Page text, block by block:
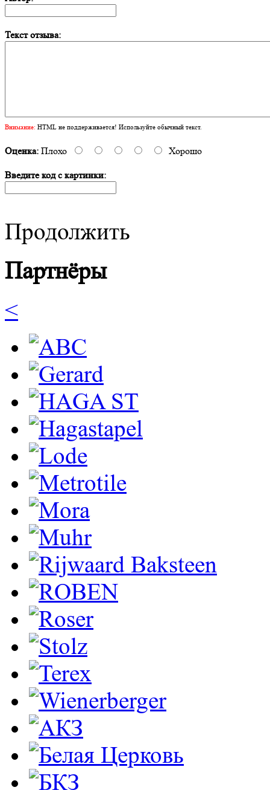
Текст отзыва:
Внимание: HTML не поддерживается! Используйте обычный текст.
Оценка: Плохо Хорошо
Введите код с картинки:
Продолжить
Партнёры
<